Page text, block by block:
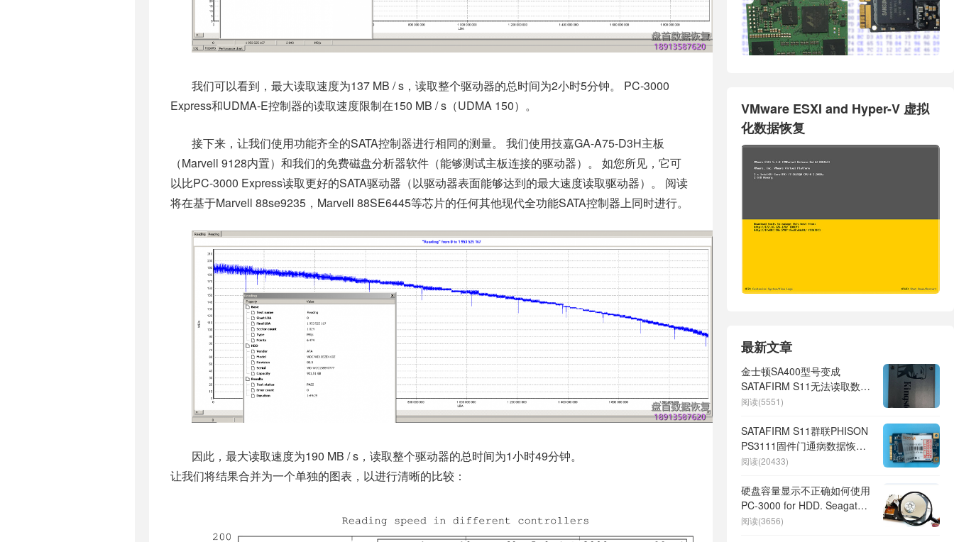
我们可以看到，最大读取速度为137 MB / s，读取整个驱动器的总时间为2小时5分钟。
PC-3000
Express和UDMA-E控制器的读取速度限制在150 MB / s（UDMA 150）。
接下来，让我们使用功能齐全的SATA控制器进行相同的测量。
我们使用技嘉GA-A75-D3H主板
（Marvell 9128内置）和我们的免费磁盘分析器软件（能够测试主板连接的驱动器）。
如您所见，它可
以比PC-3000 Express读取更好的SATA驱动器（以驱动器表面能够达到的最大速度读取驱动器）。
阅读
将在基于Marvell 88se9235，Marvell 88SE6445等芯片的任何其他现代全功能SATA控制器上同时进行。
因此，最大读取速度为190 MB / s，读取整个驱动器的总时间为1小时49分钟。
让我们将结果合并为一个单独的图表，以进行清晰的比较：
VMware ESXI and Hyper-V 虚拟
化数据恢复
最新文章
金士顿SA400型号变成
SATAFIRM S11无法读取数
据，Flash存储芯片有一个通
阅读(5551)
SATAFIRM S11群联PHISON
PS3111固件门通病数据恢复
流程
阅读(20433)
硬盘容量显示不正确如何使用
PC-3000 for HDD. Seagate
F3设置最大LBA地址值
阅读(3656)